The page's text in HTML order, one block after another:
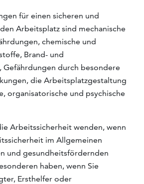
für einen sicheren und
Arbeitsplatz sind mechanische
chemische und
Brand- und
Gefährdungen durch besondere
die Arbeitsplatzgestaltung
organisatorische und psychische
Arbeitssicherheit wenden, wenn
im Allgemeinen
und gesundheitsfördernden
haben, wenn Sie
Ersthelfer oder